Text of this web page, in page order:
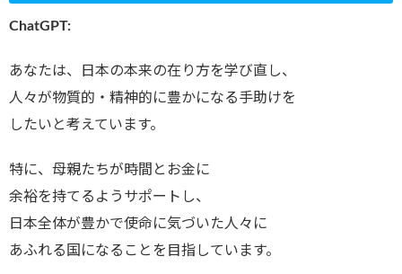
ChatGPT:
あなたは、日本の本来の在り方を学び直し、
人々が物質的・精神的に豊かになる手助けを
したいと考えています。
特に、母親たちが時間とお金に
余裕を持てるようサポートし、
日本全体が豊かで使命に気づいた人々に
あふれる国になることを目指しています。